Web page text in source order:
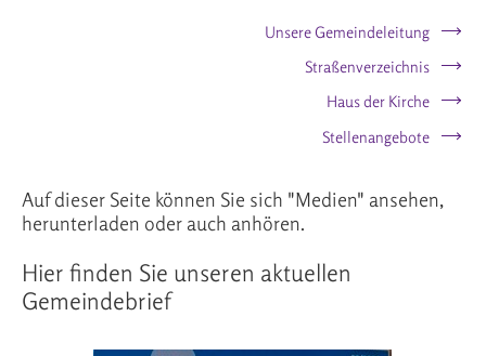
Unsere Gemeindeleitung
Straßenverzeichnis
Haus der Kirche
Stellenangebote
Auf dieser Seite können Sie sich "Medien" ansehen,
herunterladen oder auch anhören.
Hier finden Sie unseren aktuellen
Gemeindebrief